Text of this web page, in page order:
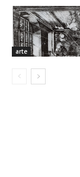
arte